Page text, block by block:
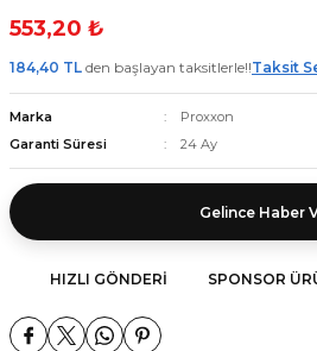
553,20 ₺
184,40 TL den başlayan taksitlerle!!Taksit
Marka
Proxxon
Garanti Süresi
24 Ay
Gelince Haber
HIZLI GÖNDERI SPONSOR